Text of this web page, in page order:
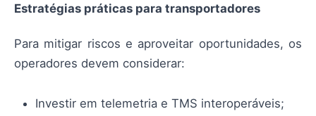
Estratégias práticas para transportadores
Para mitigar riscos e aproveitar oportunidades, os
operadores devem considerar:
Investir em telemetria e TMS interoperáveis;